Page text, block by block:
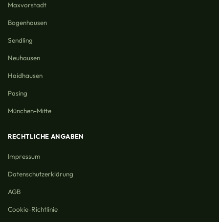
Maxvorstadt
Bogenhausen
Sendling
Neuhausen
Haidhausen
Pasing
München-Mitte
RECHTLICHE ANGABEN
Impressum
Datenschutzerklärung
AGB
Cookie-Richtlinie